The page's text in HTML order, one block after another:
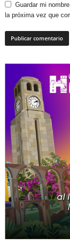
Guardar mi
la próxima vez que